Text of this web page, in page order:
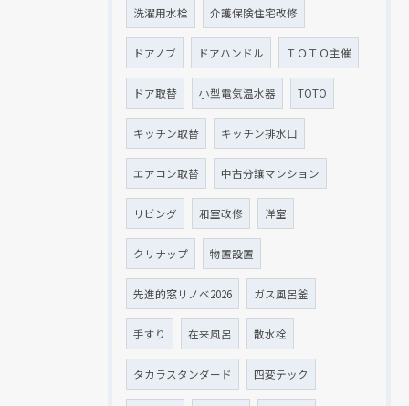
洗濯用水栓 介護保険住宅改修
ドアノブ ドアハンドル ＴＯＴＯ主催
ドア取替 小型電気温水器 TOTO
キッチン取替 キッチン排水口
エアコン取替 中古分譲マンション
リビング 和室改修 洋室
クリナップ 物置設置
先進的窓リノベ2026 ガス風呂釜
手すり 在来風呂 散水栓
タカラスタンダード 四変テック